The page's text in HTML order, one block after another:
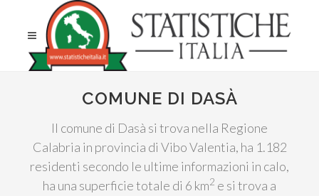
COMUNE DI DASÀ
Il comune di Dasà si trova nella Regione
Calabria in provincia di Vibo Valentia, ha 1.182
residenti secondo le ultime informazioni in calo,
ha una superficie totale di 6 km2 e si trova a